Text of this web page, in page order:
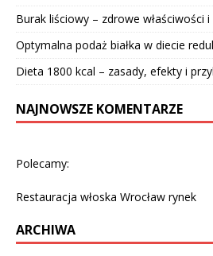
Burak liściowy – zdrowe właściwości
Optymalna podaż białka w diecie
Dieta 1800 kcal – zasady, efekty i
NAJNOWSZE KOMENTARZE
Polecamy:
Restauracja włoska Wrocław rynek
ARCHIWA